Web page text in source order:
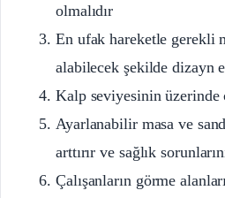
olmalıdır
En ufak hareketle gerekli
alabilecek şekilde dizayn
Kalp seviyesinin üzerinde
Ayarlanabilir masa ve
arttırır ve sağlık
Çalışanların görme